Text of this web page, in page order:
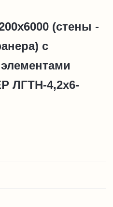
(стены -
с
ЛГТН-4,2х6-